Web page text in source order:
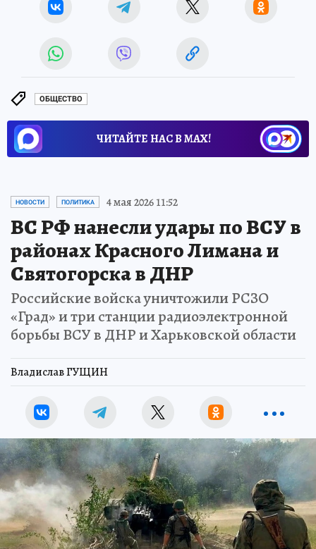
ОБЩЕСТВО
ЧИТАЙТЕ НАС В МАХ!
НОВОСТИ ПОЛИТИКА 4 мая 2026 11:52
ВС РФ нанесли удары по ВСУ в
районах Красного Лимана и
Святогорска в ДНР
Российские войска уничтожили РСЗО
«Град» и три станции радиоэлектронной
борьбы ВСУ в ДНР и Харьковской области
Владислав ГУЩИН